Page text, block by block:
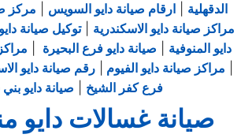
الدقهلية
ارقام صيانة دايو السويس مركز
مراكز صيانة دايو الاسكندرية |توكيل صيانة
دايو المنوفية
صيانة دايو فرع البحيرة
مراكز صيانة دايو الفيوم |رقم صيانة دايو
فرع كفر الشيخ
صيانة دايو
صيانة غسالات دايو